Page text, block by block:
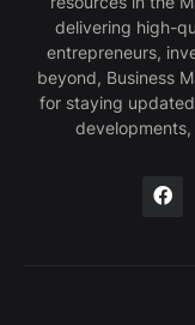
delivering high-
entrepreneurs,
beyond, Business
for staying